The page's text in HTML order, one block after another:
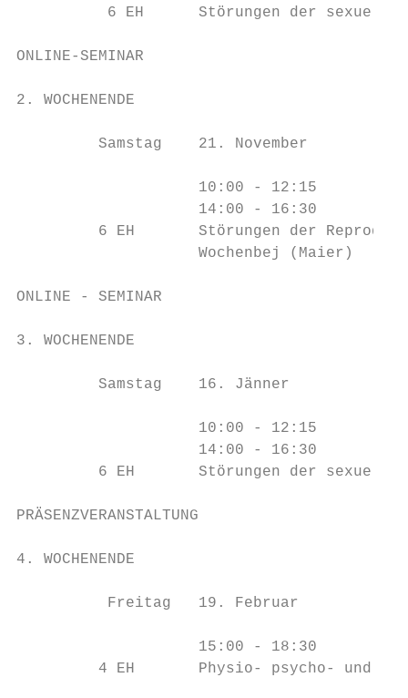
6 EH      Störungen der
ONLINE-SEMINAR
2. WOCHENENDE
         Samstag    21. November
                    10:00 - 12:15
                    14:00 - 16:30
6 EH       Störungen der
                    Wochenbej (Maier)
ONLINE - SEMINAR
3. WOCHENENDE
         Samstag    16. Jänner
                    10:00 - 12:15
                    14:00 - 16:30
6 EH       Störungen der
PRÄSENZVERANSTALTUNG
4. WOCHENENDE
          Freitag   19. Februar
                    15:00 - 18:30
4 EH       Physio- psycho- und